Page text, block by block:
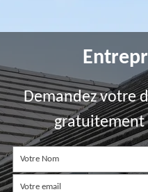
Demandez votre
gratuitement